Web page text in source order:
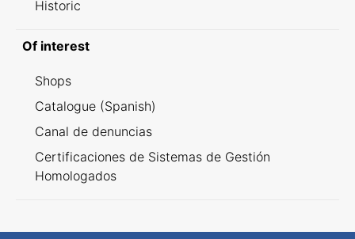
Historic
Of interest
Shops
Catalogue (Spanish)
Canal de denuncias
Certificaciones de Sistemas de Gestión
Homologados